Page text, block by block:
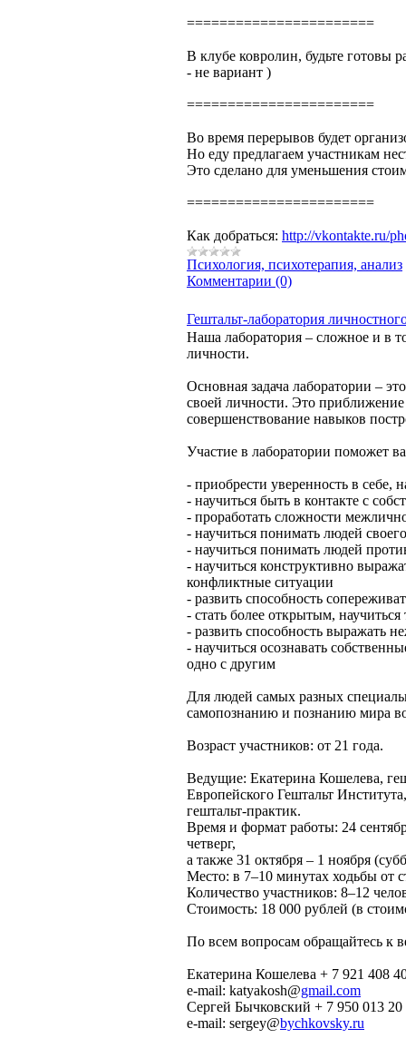
=======================
В клубе ковролин, будьте готовы
- не вариант )
=======================
Во время перерывов будет
Но еду предлагаем участникам
Это сделано для уменьшения
=======================
Как добраться: http://vkontakte.ru/
Психология, психотерапия, анализ
Комментарии (0)
Гештальт-лаборатория
Наша лаборатория – сложное и в
личности.
Основная задача лаборатории –
своей личности. Это
совершенствование навыков
Участие в лаборатории поможет
- приобрести уверенность в себе,
- научиться быть в контакте с
- проработать сложности
- научиться понимать людей
- научиться понимать людей
- научиться конструктивно
конфликтные ситуации
- развить способность
- стать более открытым,
- развить способность выражать
- научиться осознавать
одно с другим
Для людей самых разных
самопознанию и познанию мира
Возраст участников: от 21 года.
Ведущие: Екатерина Кошелева,
Европейского Гештальт
гештальт-практик.
Время и формат работы: 24
четверг,
а также 31 октября – 1 ноября
Место: в 7–10 минутах ходьбы от
Количество участников: 8–12
Стоимость: 18 000 рублей (в
По всем вопросам обращайтесь к
Екатерина Кошелева + 7 921 408
e-mail: katyakosh@gmail.com
Сергей Бычковский + 7 950 013 20
e-mail: sergey@bychkovsky.ru